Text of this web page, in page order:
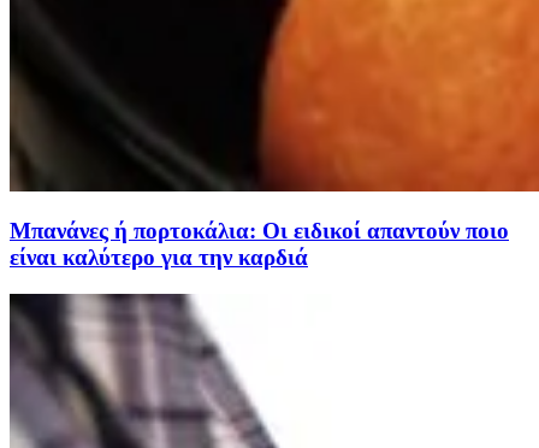
Μπανάνες ή πορτοκάλια: Οι ειδικοί απαντούν ποιο
είναι καλύτερο για την καρδιά